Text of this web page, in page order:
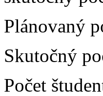
Plánovaný
Skutočný
Počet